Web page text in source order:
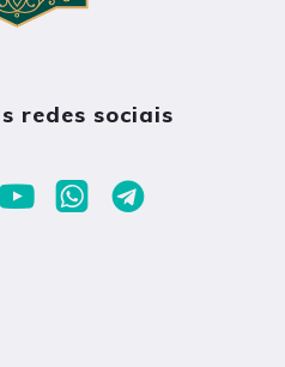
redes sociais